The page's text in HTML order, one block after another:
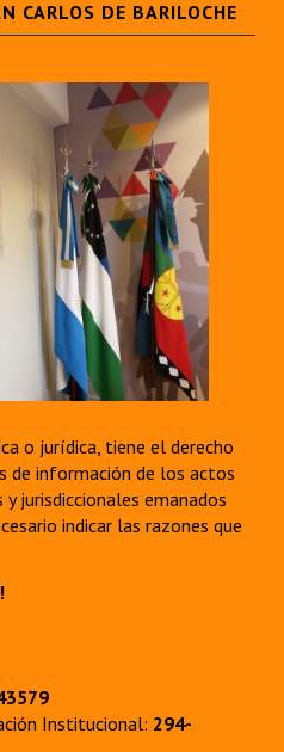
CARLOS DE BARILOCHE
o jurídica, tiene el derecho
de información de los actos
jurisdiccionales emanados
indicar las razones que
Institucional: 294-